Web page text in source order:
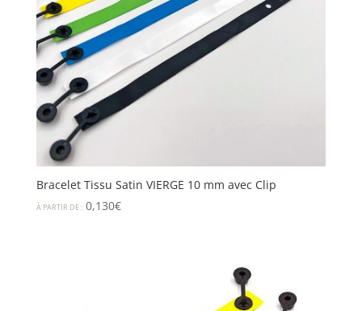
Bracelet Tissu Satin VIERGE 10 mm avec Clip
À PARTIR DE : 0,130€